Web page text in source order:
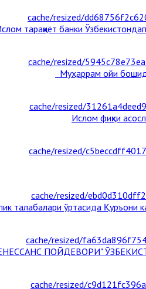
тараққиёт банки
Муҳаррам ойи
талабалари ўртасида Қуръони